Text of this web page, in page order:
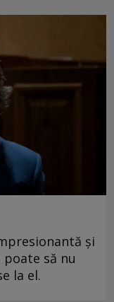
și
să nu
la el.